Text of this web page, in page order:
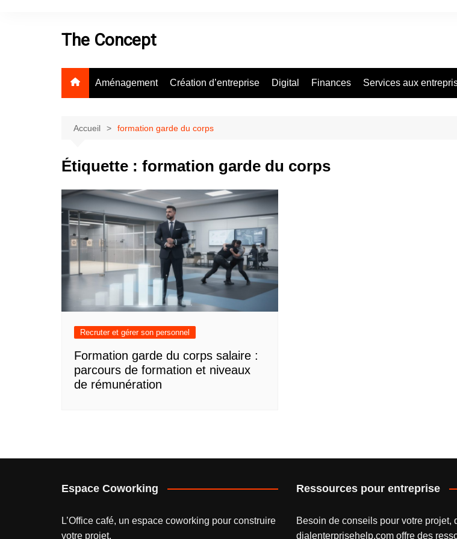
The Concept
Aménagement Création d’entreprise Digital Finances Services aux
Accueil formation garde du corps
Étiquette : formation garde du corps
Recruter et gérer son personnel
Formation garde du corps salaire :
parcours de formation et niveaux
de rémunération
Espace Coworking
L’Office café, un espace coworking pour construire
votre projet.
Ressources pour entreprise
Besoin de conseils pour votre projet,
dialenterprisehelp.com offre des